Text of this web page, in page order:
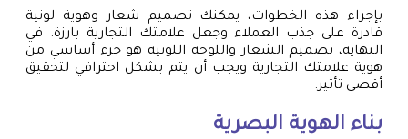
بإجراء هذه الخطوات، يمكنك تصميم شعار وهوية لونية
قادرة على جذب العملاء وجعل علامتك التجارية بارزة. في
النهاية، تصميم الشعار واللوحة اللونية هو جزء أساسي من
هوية علامتك التجارية ويجب أن يتم بشكل احترافي لتحقيق
أقصى تأثير.
بناء الهوية البصرية